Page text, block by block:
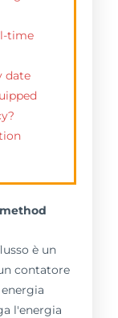
time
date
è un
contatore
l'energia